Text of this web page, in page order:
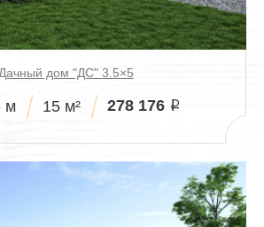
Дачный дом "ДС" 3.5×5
м 15 м² 278 176 i